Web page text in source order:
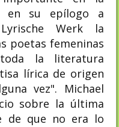
en su epílogo a
Werk la
poetas femeninas
la literatura
lírica de origen
vez". Michael
sobre la última
de que no era lo